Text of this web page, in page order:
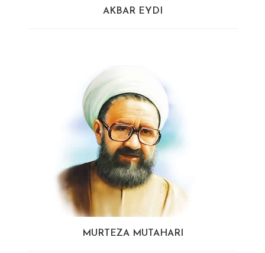
AKBAR EYDI
MURTEZA MUTAHARI